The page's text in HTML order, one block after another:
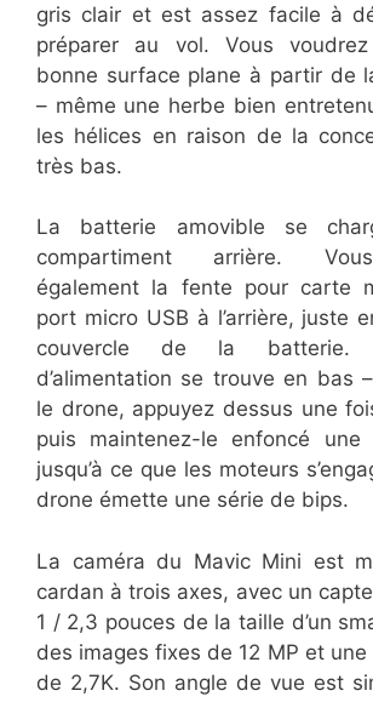
gris clair et est assez facile à
préparer au vol. Vous
bonne surface plane à partir de
– même une herbe bien
les hélices en raison de la
très bas.
La batterie amovible se
compartiment arrière.
également la fente pour carte
port micro USB à l’arrière, juste
couvercle de la batterie.
d’alimentation se trouve en bas
le drone, appuyez dessus une
puis maintenez-le enfoncé une
jusqu’à ce que les moteurs
drone émette une série de bips.
La caméra du Mavic Mini est
cardan à trois axes, avec un
1 / 2,3 pouces de la taille d’un
des images fixes de 12 MP et
de 2,7K. Son angle de vue est